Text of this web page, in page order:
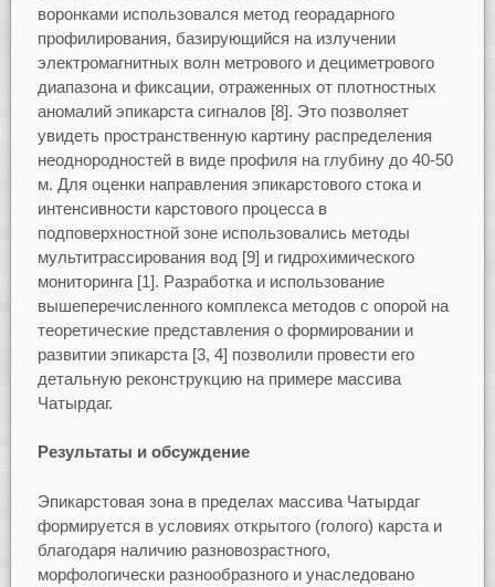
воронками использовался метод георадарного
профилирования, базирующийся на излучении
электромагнитных волн метрового и дециметрового
диапазона и фиксации, отраженных от плотностных
аномалий эпикарста сигналов [8]. Это позволяет
увидеть пространственную картину распределения
неоднородностей в виде профиля на глубину до 40-50
м. Для оценки направления эпикарстового стока и
интенсивности карстового процесса в
подповерхностной зоне использовались методы
мультитрассирования вод [9] и гидрохимического
мониторинга [1]. Разработка и использование
вышеперечисленного комплекса методов с опорой на
теоретические представления о формировании и
развитии эпикарста [3, 4] позволили провести его
детальную реконструкцию на примере массива
Чатырдаг.
Результаты и обсуждение
Эпикарстовая зона в пределах массива Чатырдаг
формируется в условиях открытого (голого) карста и
благодаря наличию разновозрастного,
морфологически разнообразного и унаследовано